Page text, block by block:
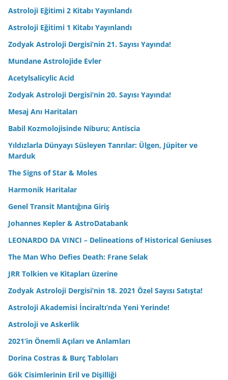
Astroloji Eğitimi 2 Kitabı Yayınlandı
Astroloji Eğitimi 1 Kitabı Yayınlandı
Zodyak Astroloji Dergisi’nin 21. Sayısı Yayında!
Mundane Astrolojide Evler
Acetylsalicylic Acid
Zodyak Astroloji Dergisi’nin 20. Sayısı Yayında!
Mesaj Anı Haritaları
Babil Kozmolojisinde Niburu; Antiscia
Yıldızlarla Dünyayı Süsleyen Tanrılar: Ülgen, Jüpiter ve
Marduk
The Signs of Star & Moles
Harmonik Haritalar
Genel Transit Mantığına Giriş
Johannes Kepler & AstroDatabank
LEONARDO DA VINCI – Delineations of Historical Geniuses
The Man Who Defies Death: Frane Selak
JRR Tolkien ve Kitapları üzerine
Zodyak Astroloji Dergisi’nin 18. 2021 Özel Sayısı Satışta!
Astroloji Akademisi İnciraltı’nda Yeni Yerinde!
Astroloji ve Askerlik
2021’in Önemli Açıları ve Anlamları
Dorina Costras & Burç Tabloları
Gök Cisimlerinin Eril ve Dişilliği